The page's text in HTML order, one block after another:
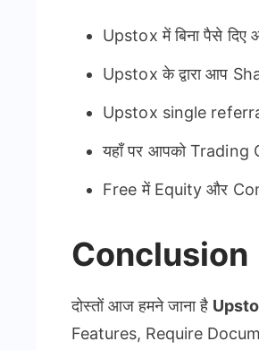
Upstox में बिना पैसे
Upstox के द्वारा आप
Upstox single
यहाँ पर आपको
Free में Equity और
Conclusion
दोस्तों आज हमने जाना है
Features, Require